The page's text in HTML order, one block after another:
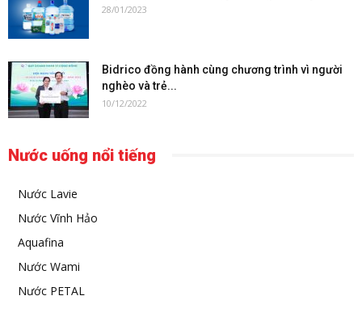
28/01/2023
Bidrico đồng hành cùng chương trình vì người
nghèo và trẻ...
10/12/2022
Nước uống nổi tiếng
Nước Lavie
Nước Vĩnh Hảo
Aquafina
Nước Wami
Nước PETAL